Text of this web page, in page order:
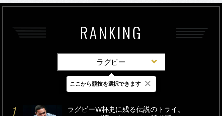
RANKING
ラグビー
最新 24時間 週間
ラグビーW杯史に残る伝説のトライ。
ここから競技を選択できます ×